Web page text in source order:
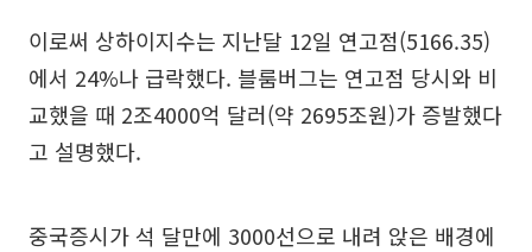
이로써 상하이지수는 지난달 12일 연고점(5166.35)
에서 24%나 급락했다. 블룸버그는 연고점 당시와 비
교했을 때 2조4000억 달러(약 2695조원)가 증발했다
고 설명했다.
중국증시가 석 달만에 3000선으로 내려 앉은 배경에